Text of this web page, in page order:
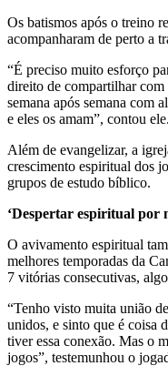
Os batismos após o treino
acompanharam de perto a
“É preciso muito esforço
direito de compartilhar com
semana após semana com
e eles os amam”, contou ele.
Além de evangelizar, a
crescimento espiritual dos
grupos de estudo bíblico.
‘Despertar espiritual por
O avivamento espiritual
melhores temporadas da
7 vitórias consecutivas,
“Tenho visto muita união
unidos, e sinto que é coisa
tiver essa conexão. Mas o
jogos”, testemunhou o